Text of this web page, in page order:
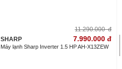
11.290.000 đ
SHARP
7.990.000 đ
Máy lạnh Sharp Inverter 1.5 HP AH-X13ZEW